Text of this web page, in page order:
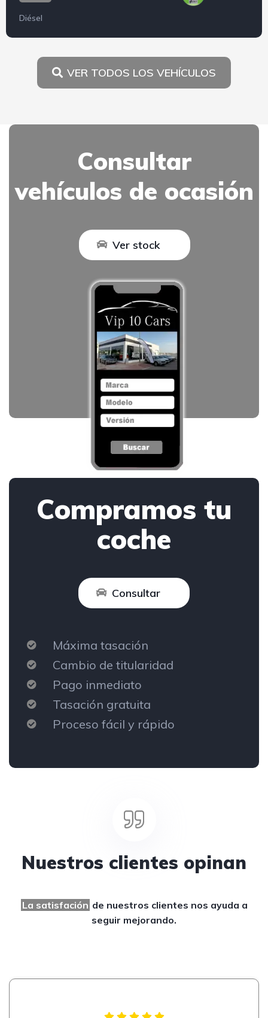
Diésel
VER TODOS LOS VEHÍCULOS
Consultar
vehículos de ocasión
Ver stock
Compramos tu
coche
Consultar
Máxima tasación
Cambio de titularidad
Pago inmediato
Tasación gratuita
Proceso fácil y rápido
Nuestros clientes opinan
La satisfación de nuestros clientes nos ayuda a
seguir mejorando.